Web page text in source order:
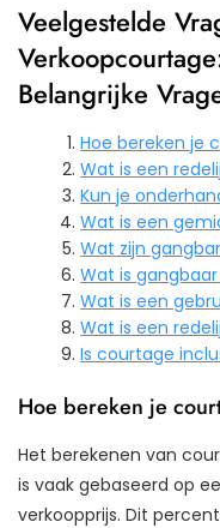
Veelgestelde
Belangrijke
Hoe bereken je
Wat is een
Kun je
Wat is een
Wat zijn
Wat is
Wat is een
Wat is een
Is courtage
Hoe bereken je
Het berekenen van
is vaak gebaseerd op
verkoopprijs. Dit